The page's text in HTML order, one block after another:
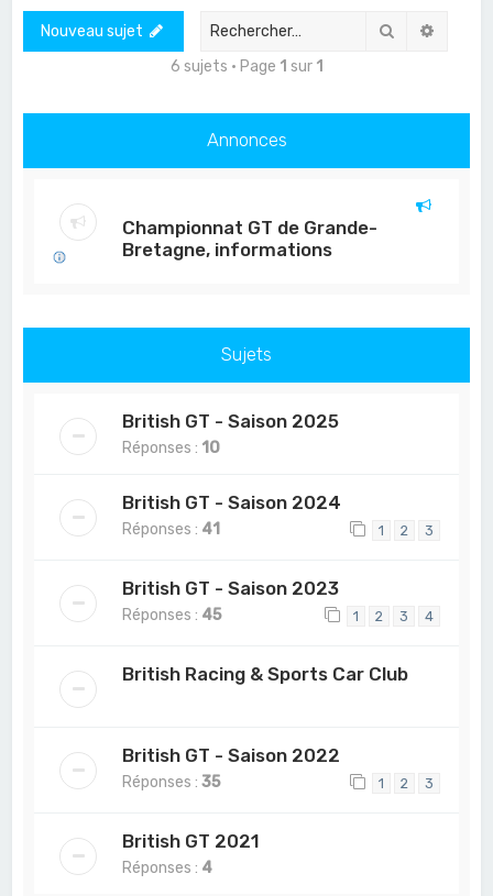
Nouveau sujet Rechercher
6 sujets • Page 1 sur 1
Annonces
Championnat GT de Grande-
Bretagne, informations
Sujets
British GT - Saison 2025
Réponses : 10
British GT - Saison 2024
Réponses : 41 1 2 3
British GT - Saison 2023
Réponses : 45 1 2 3 4
British Racing & Sports Car Club
British GT - Saison 2022
Réponses :35 1 2 3
British GT 2021
Réponses : 4